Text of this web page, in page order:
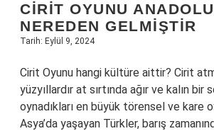
CIRIT OYUNU
NEREDEN GELMIŞTIR
Tarih: Eylül 9, 2024
Cirit Oyunu hangi kültüre aittir? Cirit
yüzyıllardır at sırtında ağır ve kalın bir
oynadıkları en büyük törensel ve kare
Asya’da yaşayan Türkler, barış